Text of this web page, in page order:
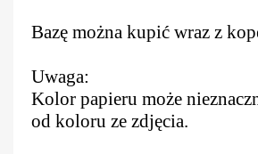
Bazę można kupić wraz z
Uwaga:
Kolor papieru może
od koloru ze zdjęcia.